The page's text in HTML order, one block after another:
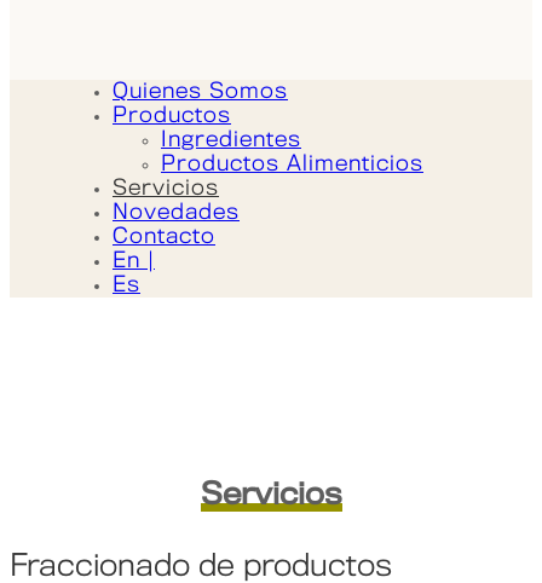
Quienes Somos
Productos
Ingredientes
Productos Alimenticios
Servicios
Novedades
Contacto
En |
Es
Servicios
Fraccionado de productos